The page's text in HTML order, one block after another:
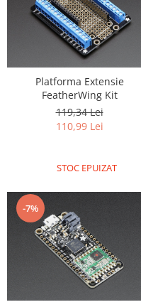
Platforma Extensie
FeatherWing Kit
119,34 Lei
110,99 Lei
STOC EPUIZAT
-7%